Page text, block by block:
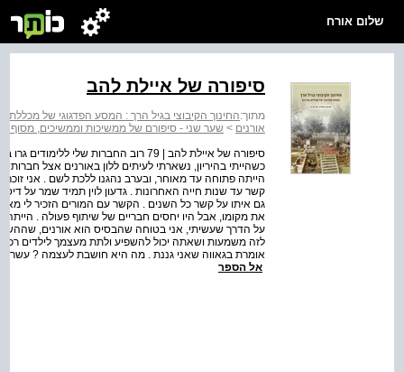
שלום אורח
סיפורה של איילת להב
מתוך:החינוך הקיבוצי בגיל הרך : המסע הפדגוגי של מכללת
אורנים > שער שני - סיפורם של ממשיכות וממשיכים, מסוף שנות השישים של
סיפורה של איילת להב | 79 רוב החברות
כשהייתי בהיריון, נשארתי לעיתים ללון באורנים אצל
הייתה פתוחה עד מאוחר, ובערב נהגנו ללכת לשם . אני
קשר עד שנות חייה האחרונות . גדעון לוין תמיד שמר על
גם איתו על קשר כל השנים . הקשר עם המורים הזכיר לי
את מקומו, אבל היו יחסים חבריים של שיתוף פעולה .
על הדרך שעשיתי, אני בטוחה שהבסיס הוא אורנים,
לזה משמעות ושאתה יכול להשפיע ולתת מעצמך לילדים
אומרת בגאווה שאני גננת . מה היא חושבת לעצמה ? עשר
אל הספר